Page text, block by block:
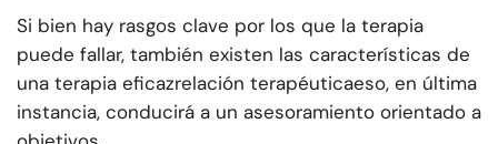
Si bien hay rasgos clave por los que la terapia
puede fallar, también existen las características de
una terapia eficazrelación terapéuticaeso, en última
instancia, conducirá a un asesoramiento orientado a